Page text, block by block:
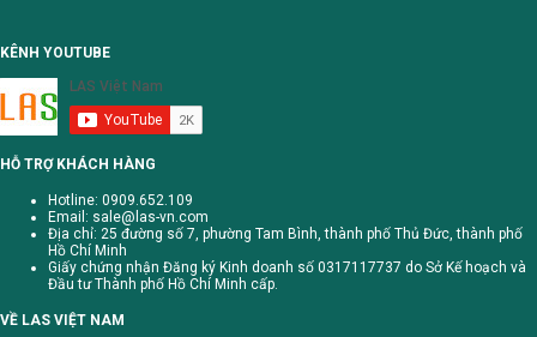
KÊNH YOUTUBE
HỖ TRỢ KHÁCH HÀNG
Hotline: 0909.652.109
Email: sale@las-vn.com
Địa chỉ: 25 đường số 7, phường Tam Bình, thành phố Thủ Đức, thành phố
Hồ Chí Minh
Giấy chứng nhận Đăng ký Kinh doanh số 0317117737 do Sở Kế hoạch và
Đầu tư Thành phố Hồ Chí Minh cấp.
VỀ LAS VIỆT NAM